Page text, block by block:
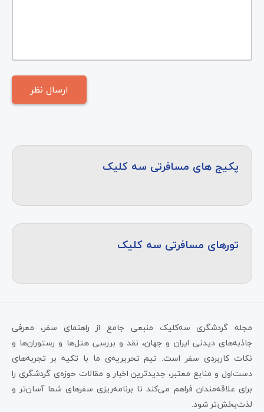
پکیج های مسافرتی سه کلیک
تورهای مسافرتی سه کلیک
مجله گردشگری سه‌کلیک منبعی جامع از راهنمای سفر، معرفی
جاذبه‌های دیدنی ایران و جهان، نقد و بررسی هتل‌ها و رستوران‌ها و
نکات کاربردی سفر است. تیم تحریریه‌ی ما با تکیه بر تجربه‌های
دست‌اول و منابع معتبر، جدیدترین اخبار و مقالات حوزه‌ی گردشگری را
برای علاقه‌مندان فراهم می‌کند تا برنامه‌ریزی سفرهای شما آسان‌تر و
لذت‌بخش‌تر شود.